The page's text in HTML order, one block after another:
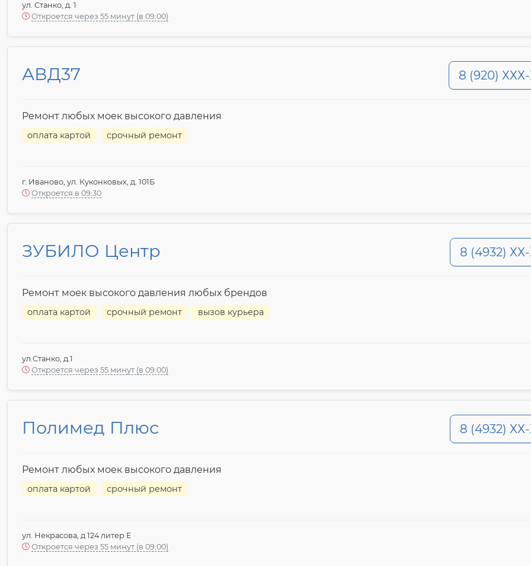
ул. Станко, д. 1
Откроется через 55 минут (в 09:00)
АВД37 8 (920) ХХХ-
Ремонт любых моек высокого давления
оплата картой срочный ремонт
г. Иваново, ул. Куконковых, д. 101Б
Откроется в 09:30
ЗУБИЛО Центр 8 (4932)
Ремонт моек высокого давления любых брендов
оплата картой срочный ремонт вызов курьера
ул.Станко, д.1
Откроется через 55 минут (в 09:00)
Полимед Плюс 8 (4932)
Ремонт любых моек высокого давления
оплата картой срочный ремонт
ул. Некрасова, д 124 литер Е
Откроется через 55 минут (в 09:00)